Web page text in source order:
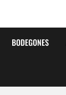
BODEGONES